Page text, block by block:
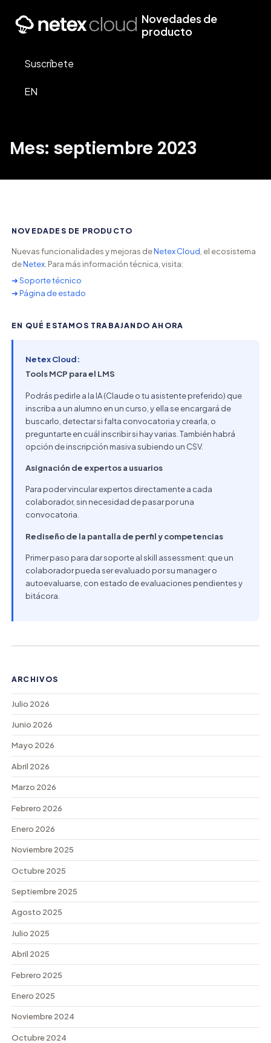
Novedades de
producto
Suscríbete
EN
Mes: septiembre 2023
NOVEDADES DE PRODUCTO
Nuevas funcionalidades y mejoras deNetex Cloud , el ecosistema
deNetex. Para más información técnica, visita:
➜ Soporte técnico
➜ Página de estado
EN QUÉ ESTAMOS TRABAJANDO AHORA
Netex Cloud:
Tools MCP para el LMS
Podrás pedirle a la IA (Claude o tu asistente preferido) que
inscriba a un alumno en un curso, y ella se encargará de
buscarlo, detectar si falta convocatoria y crearla, o
preguntarte en cuál inscribir si hay varias. También habrá
opción de inscripción masiva subiendo un CSV.
Asignación de expertos a usuarios
Para poder vincular expertos directamente a cada
colaborador, sin necesidad de pasar por una
convocatoria.
Rediseño de la pantalla de perfil y competencias
Primer paso para dar soporte al skill assessment: que un
colaborador pueda ser evaluado por su manager o
autoevaluarse, con estado de evaluaciones pendientes y
bitácora.
ARCHIVOS
Julio 2026
Junio 2026
Mayo 2026
Abril 2026
Marzo 2026
Febrero 2026
Enero 2026
Noviembre 2025
Octubre 2025
Septiembre 2025
Agosto 2025
Julio 2025
Abril 2025
Febrero 2025
Enero 2025
Noviembre 2024
Octubre 2024